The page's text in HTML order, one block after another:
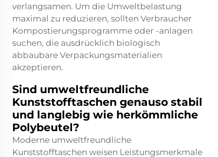
verlangsamen. Um die Umweltbelastung
maximal zu reduzieren, sollten Verbraucher
Kompostierungsprogramme oder -anlagen
suchen, die ausdrücklich biologisch
abbaubare Verpackungsmaterialien
akzeptieren.
Sind umweltfreundliche
Kunststofftaschen genauso stabil
und langlebig wie herkömmliche
Polybeutel?
Moderne umweltfreundliche
Kunststofftaschen weisen Leistungsmerkmale